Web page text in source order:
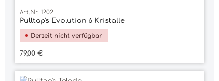
Art.Nr. 1202
Pulltap's Evolution 6 Kristalle
Derzeit nicht verfügbar
Regulärer Preis:
79,00 €